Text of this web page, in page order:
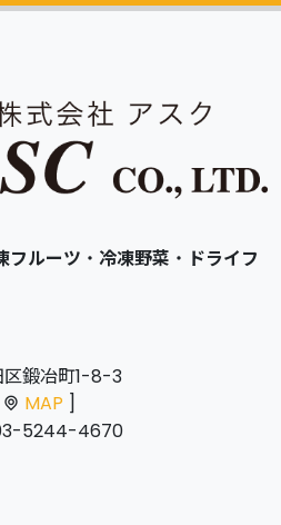
フルーツ ・ 冷凍野菜 ・ ドライフ
区鍛冶町1-8-3
MAP ]
5244-4670